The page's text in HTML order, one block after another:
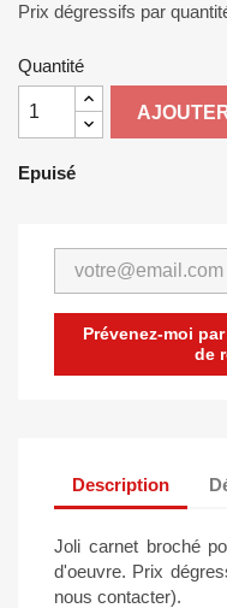
Prix dégressifs par
Quantité
Epuisé
Prévenez-moi
de
Description
Joli carnet broché
d'oeuvre. Prix
nous contacter).